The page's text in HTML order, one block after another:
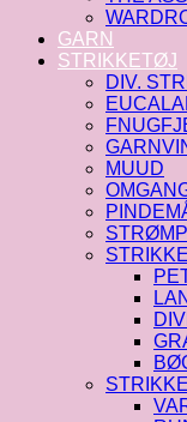
GARN
STRIKKETØJ
DIV.
MUUD